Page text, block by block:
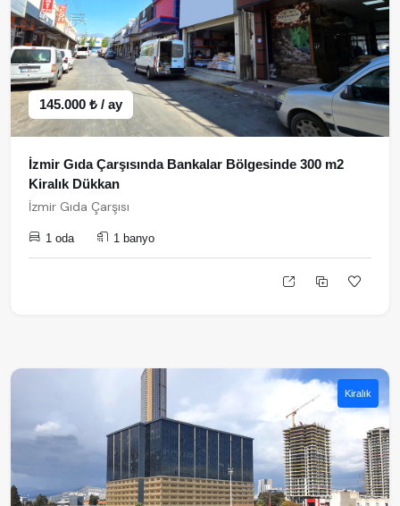
145.000 ₺ / ay
İzmir Gıda Çarşısında Bankalar Bölgesinde 300 m2
Kiralık Dükkan
İzmir Gıda Çarşısı
1 oda 1 banyo
Kiralık